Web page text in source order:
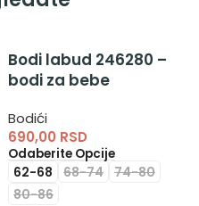
Bodi labud 246280 –
bodi za bebe
Bodići
690,00 RSD
Odaberite Opcije
62-68 68-74 74-80
80-86